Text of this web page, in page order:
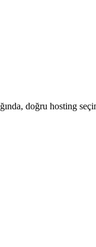
doğru hosting